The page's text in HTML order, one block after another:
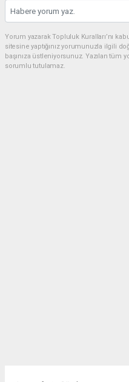
Yorum yazarak Topluluk Kuralları’nı
sitesine yaptığınız yorumunuzla ilgili
başınıza üstleniyorsunuz. Yazılan
sorumlu tutulamaz.